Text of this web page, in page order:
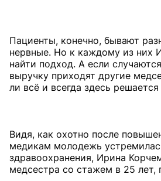
Пациенты, конечно, бывают
нервные. Но к каждому из них
найти подход. А если
выручку приходят другие
ли всё и всегда здесь
Видя, как охотно после
медикам молодежь
здравоохранения, Ирина
медсестра со стажем в 25 лет,